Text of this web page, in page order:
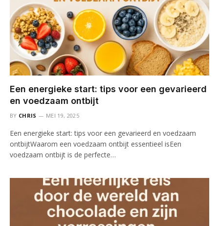
Een energieke start: tips voor een gevarieerd
en voedzaam ontbijt
BY CHRIS MEI 19, 2025
Een energieke start: tips voor een gevarieerd en voedzaam
ontbijtWaarom een voedzaam ontbijt essentieel isEen
voedzaam ontbijt is de perfecte…